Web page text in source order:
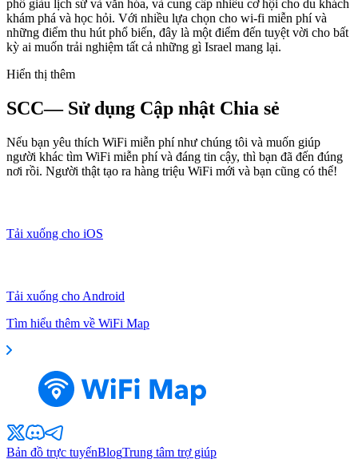
phố giàu lịch sử và văn hóa, và cung cấp nhiều cơ hội cho du khách
khám phá và học hỏi. Với nhiều lựa chọn cho wi-fi miễn phí và
những điểm thu hút phổ biến, đây là một điểm đến tuyệt vời cho bất
kỳ ai muốn trải nghiệm tất cả những gì Israel mang lại.
Hiển thị thêm
SCC— Sử dụng Cập nhật Chia sẻ
Nếu bạn yêu thích WiFi miễn phí như chúng tôi và muốn giúp
người khác tìm WiFi miễn phí và đáng tin cậy, thì bạn đã đến đúng
nơi rồi. Người thật tạo ra hàng triệu WiFi mới và bạn cũng có thể!
Tải xuống cho iOS
Tải xuống cho Android
Tìm hiểu thêm về WiFi Map
Bản đồ trực tuyếnBlogTrung tâm trợ giúp